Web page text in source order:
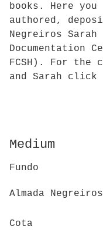
books. Here you
authored,
Negreiros Sarah
Documentation
FCSH). For the
and Sarah click
Medium
Fundo
Almada
Cota